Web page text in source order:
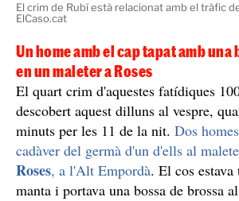
El crim de Rubí està relacionat amb el tràfic
ElCaso.cat
Un home amb el cap tapat amb una
en un maleter a Roses
El quart crim d'aquestes fatídiques
descobert aquest dilluns al vespre,
minuts per les 11 de la nit. Dos
cadàver del germà d'un d'ells al
Roses, a l'Alt Empordà. El cos
manta i portava una bossa de brossa